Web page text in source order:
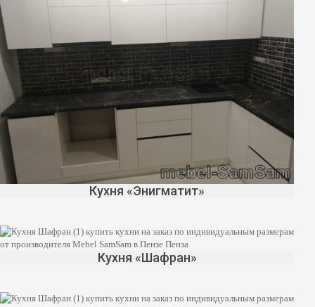
Кухня «Энигматит»
Кухня «Шафран»